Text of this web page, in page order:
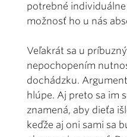
potrebné
možnosť ho u nás
Veľakrát sa u
nepochopením
dochádzku.
hlúpe. Aj preto sa im
znamená, aby dieťa
keďže aj oni sami sa